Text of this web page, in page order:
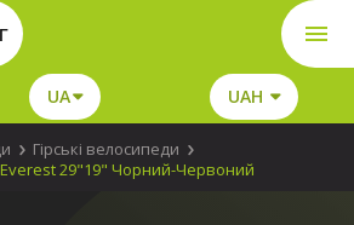
UA UAH
Гірські велосипеди
29"19" Чорний-Червоний